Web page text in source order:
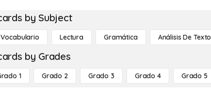
by Subject
Vocabulario Lectura Gramática Análisis De Texto
by Grades
1 Grado 2 Grado 3 Grado 4 Grado 5